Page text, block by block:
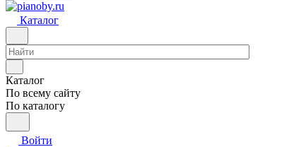
Каталог
Каталог
По всему сайту
По каталогу
Войти